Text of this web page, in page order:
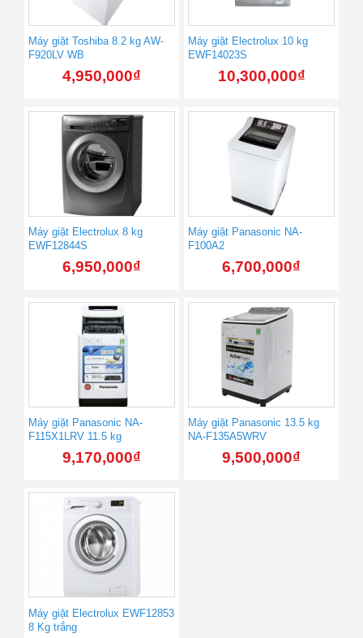
Máy giặt Toshiba 8.2 kg AW-
F920LV WB
4,950,000₫
Máy giặt Electrolux 10 kg
EWF14023S
10,300,000₫
Máy giặt Electrolux 8 kg
EWF12844S
6,950,000₫
Máy giặt Panasonic NA-
F100A2
6,700,000₫
Máy giặt Panasonic NA-
F115X1LRV 11.5 kg
9,170,000₫
Máy giặt Panasonic 13.5 kg
NA-F135A5WRV
9,500,000₫
Máy giặt Electrolux EWF12853
8 Kg trắng